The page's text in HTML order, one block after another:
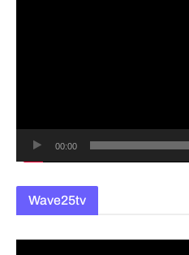
00:00
Wave25tv